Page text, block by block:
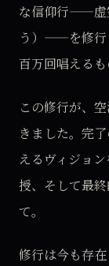
な信仰行——虚
う）——を修行
百万回唱えるも
この修行が、
きました。完
えるヴィジョ
授、そして最
て。
修行は今も存